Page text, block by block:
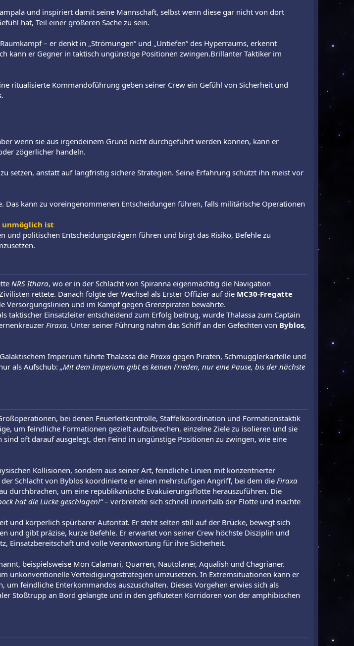
und inspiriert damit seine Mannschaft, selbst wenn diese gar nicht von dort
hat, Teil einer größeren Sache zu sein.
– er denkt in „Strömungen“ und „Untiefen“ des Hyperraums, erkennt
kann er Gegner in taktisch ungünstige Positionen zwingen.Brillanter Taktiker im
ritualisierte Kommandoführung geben seiner Crew ein Gefühl von Sicherheit und
wenn sie aus irgendeinem Grund nicht durchgeführt werden können, kann er
zögerlicher handeln.
setzen, anstatt auf langfristig sichere Strategien. Seine Erfahrung schützt ihn meist vor
Das kann zu voreingenommenen Entscheidungen führen, falls militärische Operationen
unmöglich ist
und politischen Entscheidungsträgern führen und birgt das Risiko, Befehle zu
NRS Ithara, wo er in der Schlacht von Spiranna eigenmächtig die Navigation
rettete. Danach folgte der Wechsel als Erster Offizier auf die MC30-Fregatte
Versorgungslinien und im Kampf gegen Grenzpiraten bewährte.
taktischer Einsatzleiter entscheidend zum Erfolg beitrug, wurde Thalassa zum Captain
Firaxa. Unter seiner Führung nahm das Schiff an den Gefechten von Byblos,
Imperium führte Thalassa die Firaxa gegen Piraten, Schmugglerkartelle und
als Aufschub: „Mit dem Imperium gibt es keinen Frieden, nur eine Pause, bis der nächste
bei denen Feuerleitkontrolle, Staffelkoordination und Formationstaktik
um feindliche Formationen gezielt aufzubrechen, einzelne Ziele zu isolieren und sie
oft darauf ausgelegt, den Feind in ungünstige Positionen zu zwingen, wie eine
Kollisionen, sondern aus seiner Art, feindliche Linien mit konzentrierter
Schlacht von Byblos koordinierte er einen mehrstufigen Angriff, bei dem die Firaxa
durchbrachen, um eine republikanische Evakuierungsflotte herauszuführen. Die
hat die Lücke geschlagen!“– verbreitete sich schnell innerhalb der Flotte und machte
und körperlich spürbarer Autorität. Er steht selten still auf der Brücke, bewegt sich
und gibt präzise, kurze Befehle. Er erwartet von seiner Crew höchste Disziplin und
Einsatzbereitschaft und volle Verantwortung für ihre Sicherheit.
beispielsweise Mon Calamari, Quarren, Nautolaner, Aqualish und Chagrianer.
unkonventionelle Verteidigungsstrategien umzusetzen. In Extremsituationen kann er
um feindliche Enterkommandos auszuschalten. Dieses Vorgehen erwies sich als
Stoßtrupp an Bord gelangte und in den gefluteten Korridoren von der amphibischen